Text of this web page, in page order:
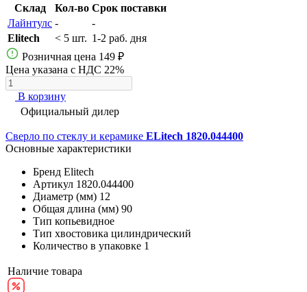
Склад
Кол-во Срок поставки
Лайнтулс -
-
Elitech
< 5 шт. 1-2 раб. дня
Розничная цена 149 ₽
Цена указана с НДС 22%
В корзину
Официальный дилер
Сверло по стеклу и керамике ELitech 1820.044400
Основные характеристики
Бренд Elitech
Артикул 1820.044400
Диаметр (мм) 12
Общая длина (мм) 90
Тип копьевидное
Тип хвостовика цилиндрический
Количество в упаковке 1
Наличие товара